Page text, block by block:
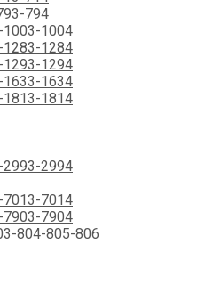
794
1004
1284
1294
1634
1814
2994
7014
7904
804-805-806